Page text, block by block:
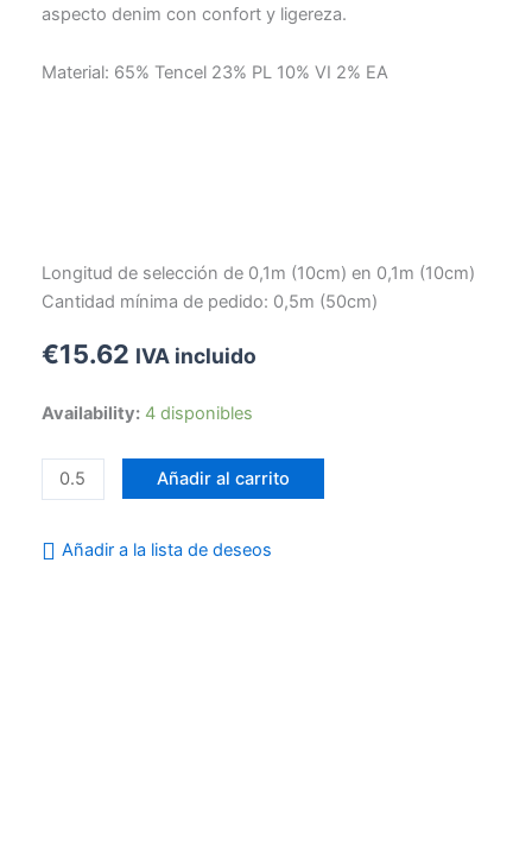
aspecto denim con confort y ligereza.
Material: 65% Tencel 23% PL 10% VI 2% EA
Longitud de selección de 0,1m (10cm) en 0,1m (10cm)
Cantidad mínima de pedido: 0,5m (50cm)
€15.62 IVA incluido
Availability: 4 disponibles
Tela
Tencel
Jeans
cantidad
Añadir al carrito
Añadir a la lista de deseos